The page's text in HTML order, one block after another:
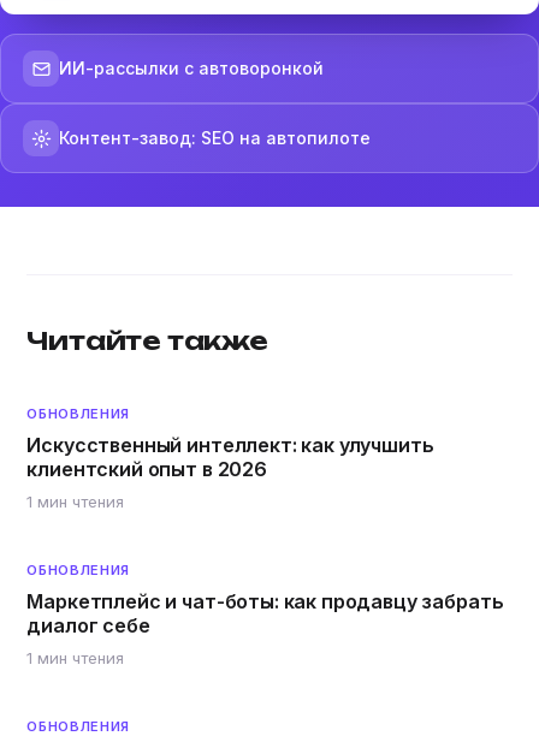
ИИ-рассылки с автоворонкой
Контент-завод: SEO на автопилоте
Читайте также
ОБНОВЛЕНИЯ
Искусственный интеллект: как улучшить
клиентский опыт в 2026
1 мин чтения
ОБНОВЛЕНИЯ
Маркетплейс и чат-боты: как продавцу забрать
диалог себе
1 мин чтения
ОБНОВЛЕНИЯ